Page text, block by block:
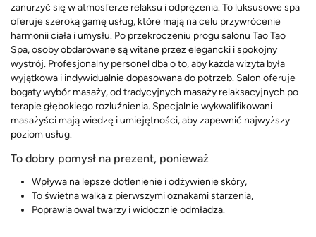
zanurzyć się w atmosferze relaksu i odprężenia. To luksusowe spa
oferuje szeroką gamę usług, które mają na celu przywrócenie
harmonii ciała i umysłu. Po przekroczeniu progu salonu Tao Tao
Spa, osoby obdarowane są witane przez elegancki i spokojny
wystrój. Profesjonalny personel dba o to, aby każda wizyta była
wyjątkowa i indywidualnie dopasowana do potrzeb. Salon oferuje
bogaty wybór masaży, od tradycyjnych masaży relaksacyjnych po
terapie głębokiego rozluźnienia. Specjalnie wykwalifikowani
masażyści mają wiedzę i umiejętności, aby zapewnić najwyższy
poziom usług.
To dobry pomysł na prezent, ponieważ
Wpływa na lepsze dotlenienie i odżywienie skóry,
To świetna walka z pierwszymi oznakami starzenia,
Poprawia owal twarzy i widocznie odmładza.